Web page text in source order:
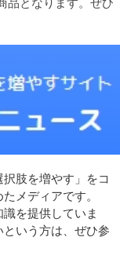
品となります。ぜひ
肢を増やす」をコ
メディアです。
を提供していま
いう方は、ぜひ参